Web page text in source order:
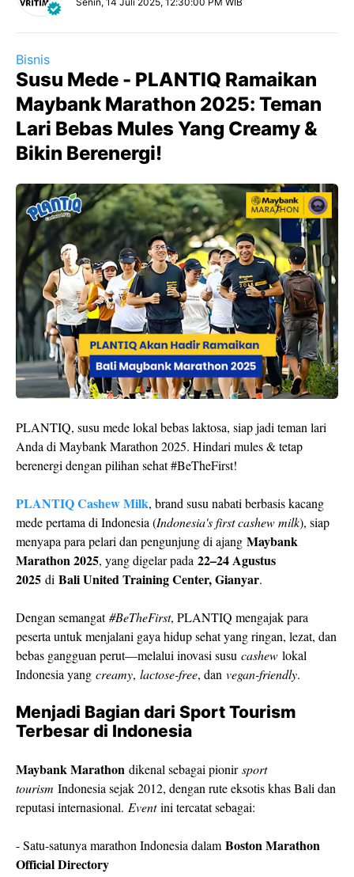
Bisnis
Susu Mede - PLANTIQ Ramaikan
Maybank Marathon 2025: Teman
Lari Bebas Mules Yang Creamy &
Bikin Berenergi!
PLANTIQ, susu mede lokal bebas laktosa, siap jadi teman lari
Anda di Maybank Marathon 2025. Hindari mules & tetap
berenergi dengan pilihan sehat #BeTheFirst!
PLANTIQ Cashew Milk, brand susu nabati berbasis kacang
mede pertama di Indonesia (Indonesia's first cashew milk), siap
menyapa para pelari dan pengunjung di ajang Maybank
Marathon 2025, yang digelar pada 22–24 Agustus
2025 di Bali United Training Center, Gianyar.
Dengan semangat#BeTheFirst, PLANTIQ mengajak para
peserta untuk menjalani gaya hidup sehat yang ringan, lezat, dan
bebas gangguan perut—melalui inovasi susu cashew lokal
Indonesia yang creamy, lactose-free, dan vegan-friendly.
Menjadi Bagian dari Sport Tourism
Terbesar di Indonesia
Maybank Marathon dikenal sebagai pionirsport
tourism Indonesia sejak 2012, dengan rute eksotis khas Bali dan
reputasi internasional. Eventini tercatat sebagai:
- Satu-satunya marathon Indonesia dalam Boston Marathon
Official Directory